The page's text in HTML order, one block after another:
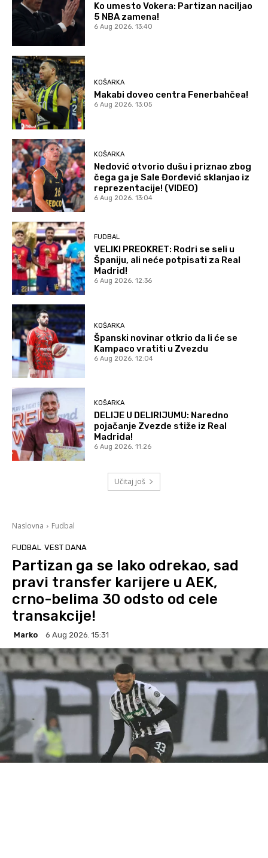
Ko umesto Vokera: Partizan naciljao
5 NBA zamena!
6 Aug 2026. 13:40
KOŠARKA
Makabi doveo centra Fenerbahčea!
6 Aug 2026. 13:05
KOŠARKA
Nedović otvorio dušu i priznao zbog
čega ga je Sale Đorđević sklanjao iz
reprezentacije! (VIDEO)
6 Aug 2026. 13:04
FUDBAL
VELIKI PREOKRET: Rodri se seli u
Španiju, ali neće potpisati za Real
Madrid!
6 Aug 2026. 12:36
KOŠARKA
Španski novinar otkrio da li će se
Kampaco vratiti u Zvezdu
6 Aug 2026. 12:04
KOŠARKA
DELIJE U DELIRIJUMU: Naredno
pojačanje Zvezde stiže iz Real
Madrida!
6 Aug 2026. 11:26
Učitaj još